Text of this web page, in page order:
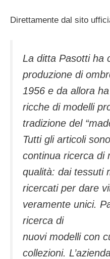
Direttamente dal sito
La ditta Pasotti ha
produzione di
1956 e da allora
ricche di modelli
tradizione del
Tutti gli articoli
continua ricerca di
qualità: dai tessuti
ricercati per dare
veramente unici.
ricerca di
nuovi modelli con
collezioni.